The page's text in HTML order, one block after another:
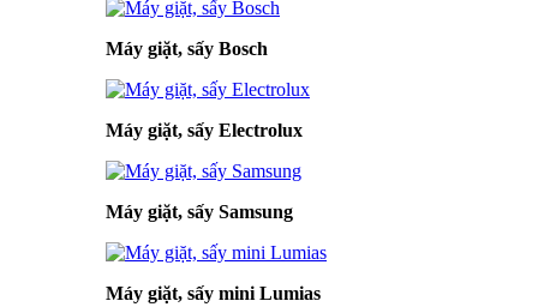
Máy giặt, sấy Bosch
Máy giặt, sấy Electrolux
Máy giặt, sấy Samsung
Máy giặt, sấy mini Lumias